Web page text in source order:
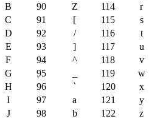
B 90 Z 114
r
C 91 [ 115
s
D 92 / 116
t
E 93 ] 117
u
F 94 ^ 118
v
G 95 119
w
H 96 ` 120
x
I 97 a 121
y
J 98 b 122
z